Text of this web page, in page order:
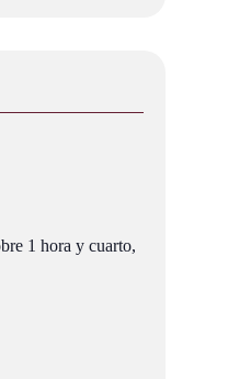
1 hora y cuarto,